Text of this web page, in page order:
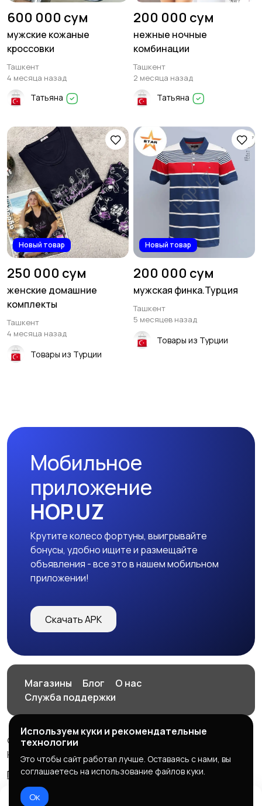
600 000 сум
мужские кожаные
кроссовки
Ташкент
4 месяца назад
Татьяна
200 000 сум
нежные ночные
комбинации
Ташкент
2 месяца назад
Татьяна
Новый товар
250 000 сум
женские домашние
комплекты
Ташкент
4 месяца назад
Товары из Турции
Новый товар
200 000 сум
мужская финка.Турция
Ташкент
5 месяцев назад
Товары из Турции
Мобильное
приложение
HOP.UZ
Крутите колесо фортуны, выигрывайте
бонусы, удобно ищите и размещайте
объявления - все это в нашем мобильном
приложении!
Скачать APK
Магазины Блог
О нас
Служба поддержки
© 2026 HOP.UZ
HOP.UZ
Правила сервиса
Политика конфиденциальности
Используем куки и рекомендательные
технологии
Это чтобы сайт работал лучше. Оставаясь с нами, вы
соглашаетесь на использование файлов куки.
Ок